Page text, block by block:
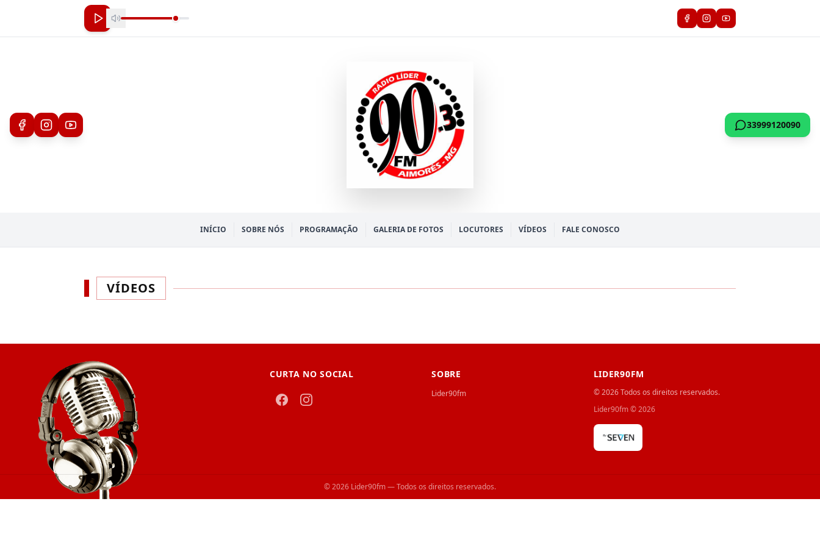
33999120090
INÍCIO SOBRE NÓS PROGRAMAÇÃO GALERIA DE FOTOS LOCUTORES VÍDEOS FALE CONOSCO
VÍDEOS
CURTA NO SOCIAL SOBRE
Lider90fm
LIDER90FM
© 2026 Todos os direitos reservados.
Lider90fm©2026
© 2026 Lider90fm — Todos os direitos reservados.